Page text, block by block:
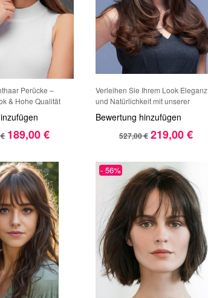
Perücke –
& Hohe Qualität
189,00 €
Verleihen Sie Ihrem Look Eleganz
und Natürlichkeit mit unserer
luxuriösen Vorderlace-
Echthaarperücke.
Bewertung hinzufügen
527,00 € 219,00 €
- 56%